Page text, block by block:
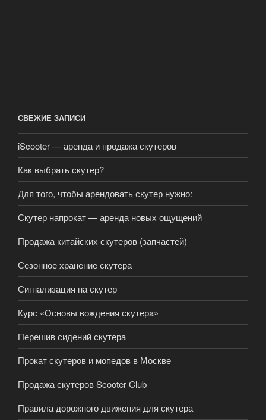
СВЕЖИЕ ЗАПИСИ
iScooter — аренда и продажа скутеров
Как выбрать скутер?
Для того, чтобы арендовать скутер нужно:
Скутер напрокат — аренда новых ощущений
Продажа китайских скутеров (запчастей)
Сезонное хранение скутера
Сигнализация на скутер
Курс «Основы вождения скутерa»
Перешив сидений скутера
Прокат скутеров и мопедов в Москве
Продажа скутеров Scooter Club
Правила дорожного движения для скутера